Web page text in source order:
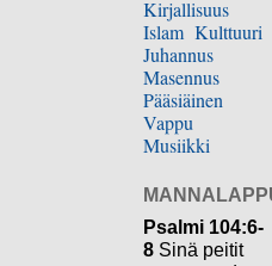
Kirjallisuus
Islam Kulttuuri
Juhannus
Masennus
Pääsiäinen
Vappu
Musiikki
Psalmi 104:6-
8 Sinä peitit